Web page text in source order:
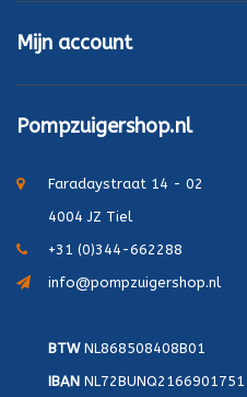
Mijn account
Pompzuigershop.nl
Faradaystraat 14 - 02
4004 JZ Tiel
+31 (0)344-662288
info@pompzuigershop.nl
BTWNL868508408B01
IBAN NL72BUNQ2166901751